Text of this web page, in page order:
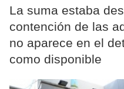
La suma estaba
contención de las
no aparece en el
como disponible